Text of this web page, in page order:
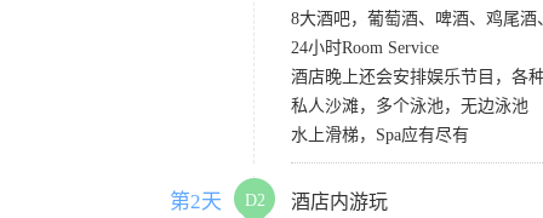
8大酒吧，葡萄酒、啤酒、鸡尾
24小时Room Service
酒店晚上还会安排娱乐节目，各
私人沙滩，多个泳池，无边泳池
水上滑梯，Spa应有尽有
第2天 D2 酒店内游玩